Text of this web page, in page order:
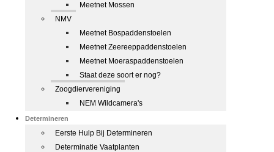
Meetnet Mossen
NMV
Meetnet Bospaddenstoelen
Meetnet Zeereeppaddenstoelen
Meetnet Moeraspaddenstoelen
Staat deze soort er nog?
Zoogdiervereniging
NEM Wildcamera's
Determineren
Eerste Hulp Bij Determineren
Determinatie Vaatplanten